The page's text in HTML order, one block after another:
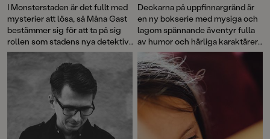
I Monsterstaden är det fullt med
mysterier att lösa, så Måna Gast
bestämmer sig för att ta på sig
rollen som stadens nya detektiv.
I Anna Hanssons bokEtt fall för
kan du följa med på
monsteräventyr och möta alla
möjliga sorters väsen på vägen.
Det här är den första boken i
serien Mysterier i
Monsterstaden, med
illustrationer av Gustaf Lord.
Deckarna på uppfinnargränd är
en ny bokserie med mysiga och
lagom spännande äventyr fulla
av humor och härliga karaktärer.
Följ med Alva och Abbe när de
utreder mysterier med
försvunna ormar och stulna
racerbilar.